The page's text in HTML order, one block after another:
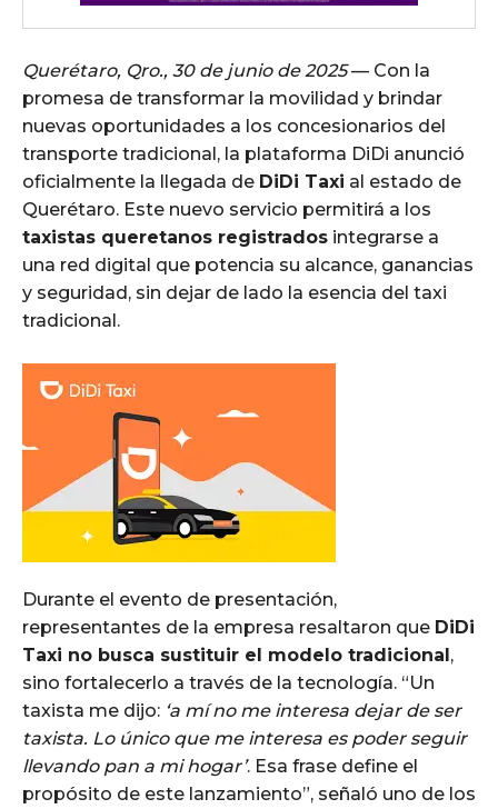
Querétaro, Qro., 30 de junio de 2025— Con la
promesa de transformar la movilidad y brindar
nuevas oportunidades a los concesionarios del
transporte tradicional, la plataforma DiDi anunció
oficialmente la llegada de DiDi Taxi al estado de
Querétaro. Este nuevo servicio permitirá a los
taxistas queretanos registrados integrarse a
una red digital que potencia su alcance, ganancias
y seguridad, sin dejar de lado la esencia del taxi
tradicional.
Durante el evento de presentación,
representantes de la empresa resaltaron que DiDi
Taxi no busca sustituir el modelo tradicional ,
sino fortalecerlo a través de la tecnología. “Un
taxista me dijo: ‘a mí no me interesa dejar de ser
taxista. Lo único que me interesa es poder seguir
llevando pan a mi hogar’. Esa frase define el
propósito de este lanzamiento”, señaló uno de los